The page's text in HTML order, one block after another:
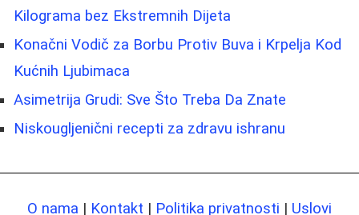
Kilograma bez Ekstremnih Dijeta
Konačni Vodič za Borbu Protiv Buva i Krpelja Kod
Kućnih Ljubimaca
Asimetrija Grudi: Sve Što Treba Da Znate
Niskougljenični recepti za zdravu ishranu
O nama | Kontakt | Politika privatnosti | Uslovi